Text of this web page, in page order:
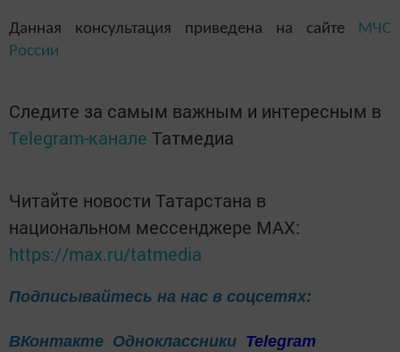
Данная консультация приведена на сайте МЧС
России
Следите за самым важным и интересным в
Telegram-канале Татмедиа
Читайте новости Татарстана в
национальном мессенджере MАХ:
https://max.ru/tatmedia
Подписывайтесь на нас в соцсетях:
ВКонтакте Одноклассники Telegram